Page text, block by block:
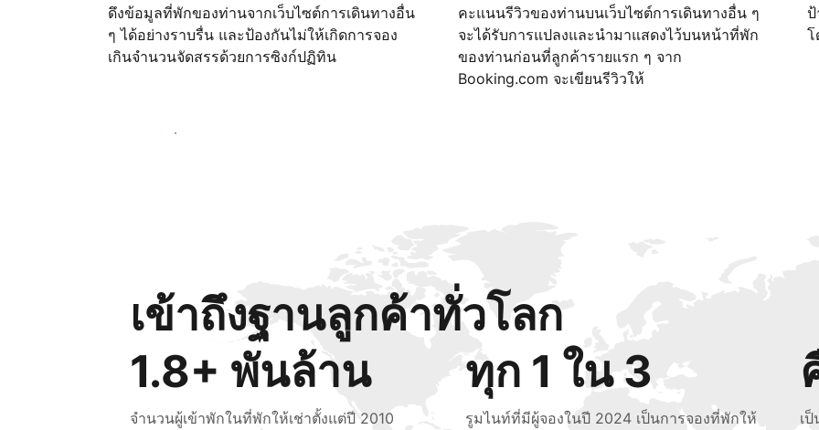
ดึงข้อมูลที่พักของท่านจากเว็บไซต์การเดินทางอื่น
ๆ ได้อย่างราบรื่น และป้องกันไม่ให้เกิดการจอง
เกินจำนวนจัดสรรด้วยการซิงก์ปฏิทิน
คะแนนรีวิวของท่านบนเว็บไซต์การเดินทางอื่น ๆ
จะได้รับการแปลงและนำมาแสดงไว้บนหน้าที่พัก
ของท่านก่อนที่ลูกค้ารายแรก ๆ จาก
Booking.com จะเขียนรีวิวให้
โ
เริ่มต้นตั้งแต่วันนี้
เข้าถึงฐานลูกค้าทั่วโลก
1.8+ พันล้าน
จำนวนผู้เข้าพักในที่พักให้เช่าตั้งแต่ปี 2010
ทุก 1 ใน 3
รูมไนท์ที่มีผู้จองในปี 2024 เป็นการจองที่พักให้
เ